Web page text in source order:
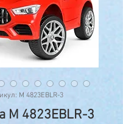
M 4823EBLR-3
M 4823EBLR-3